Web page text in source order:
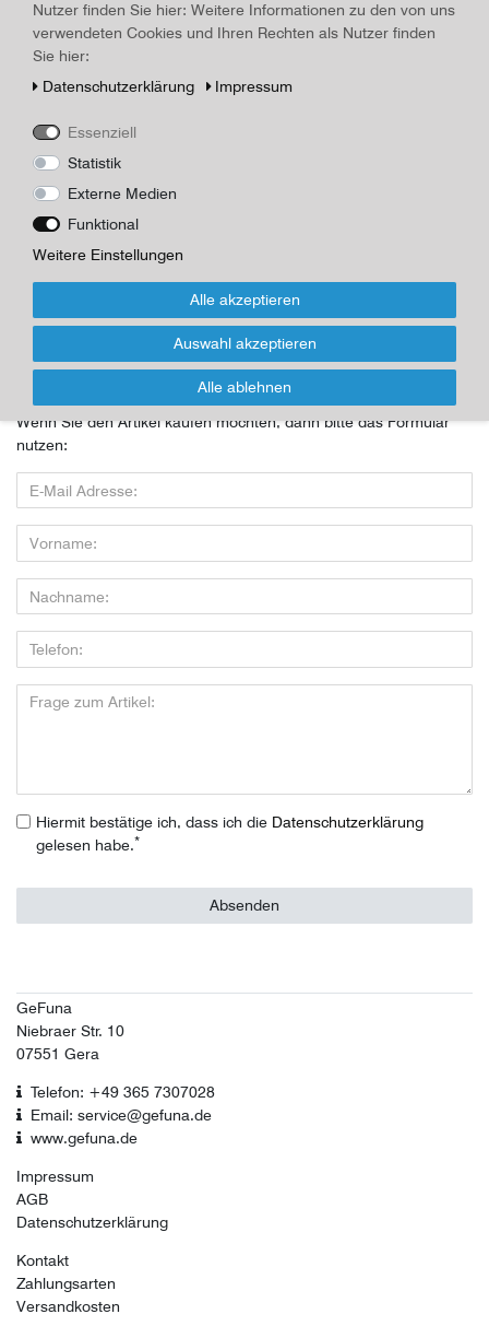
ANTHOLOGIE DE LA NOUVELLE EUROPE, PRÉSENTÉE PAR
ALFRED FABRE-LUCE, PARIS, LIBRAIRIE PLON, LES PETITS-
FILS DE PLON ET NOURRIT IMPRIMEURS ÉDITEURS 8, RUE
unbeschnitten, ANTHOLOGIE DES NEUEN EUROPA,
Librairie Plon
30,00 EUR
Inhalt
Für Infos zum Artikel oder Kauf, bitte Formular
nutzen!
Wenn Sie den Artikel kaufen möchten, dann bitte das Formular
nutzen:
Hiermit bestätige ich, dass ich die Daten­schutz­erklärung
gelesen habe.*
Absenden
GeFuna
Niebraer Str. 10
07551 Gera
Telefon: +49 365 7307028
Email: service@gefuna.de
www.gefuna.de
Impressum
AGB
Datenschutzerklärung
Kontakt
Zahlungsarten
Versandkosten
Nutzer finden Sie hier: Weitere Informationen zu den von uns
verwendeten Cookies und Ihren Rechten als Nutzer finden
Sie hier:
Daten­schutz­erklärung
Impressum
Essenziell
Statistik
Externe Medien
Funktional
Weitere Einstellungen
Alle akzeptieren
Auswahl akzeptieren
Alle ablehnen